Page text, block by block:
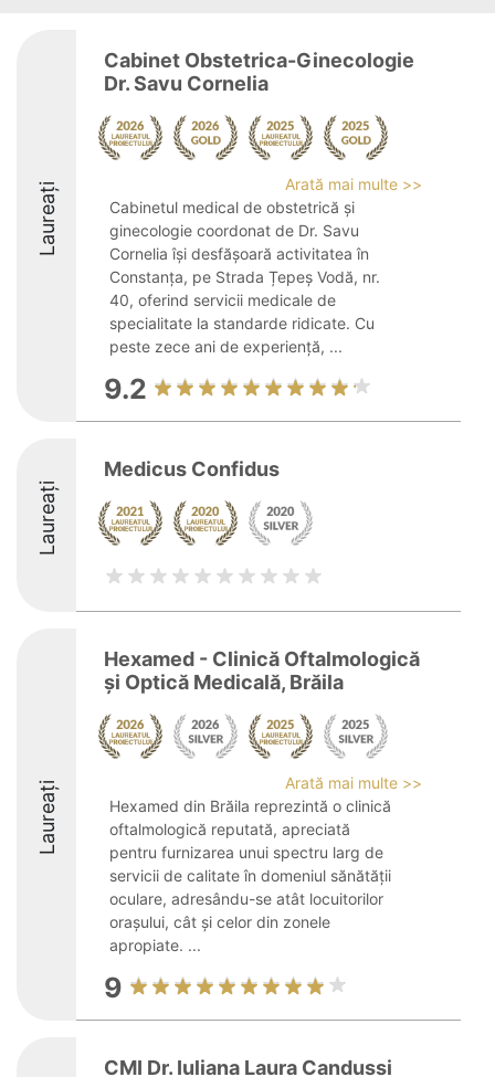
Laureați
Cabinet Obstetrica-Ginecologie
Dr. Savu Cornelia
Arată mai multe >>
Cabinetul medical de obstetrică și
ginecologie coordonat de Dr. Savu
Cornelia își desfășoară activitatea în
Constanța, pe Strada Țepeș Vodă, nr.
40, oferind servicii medicale de
specialitate la standarde ridicate. Cu
peste zece ani de experiență, ...
9.2
Laureați
Medicus Confidus
Laureați
Hexamed - Clinică Oftalmologică
și Optică Medicală, Brăila
Arată mai multe >>
Hexamed din Brăila reprezintă o clinică
oftalmologică reputată, apreciată
pentru furnizarea unui spectru larg de
servicii de calitate în domeniul sănătății
oculare, adresându-se atât locuitorilor
orașului, cât și celor din zonele
apropiate. ...
9
CMI Dr. Iuliana Laura Candussi